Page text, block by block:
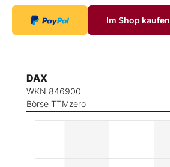
Im Shop kaufen
DAX
WKN 846900
Börse TTMzero